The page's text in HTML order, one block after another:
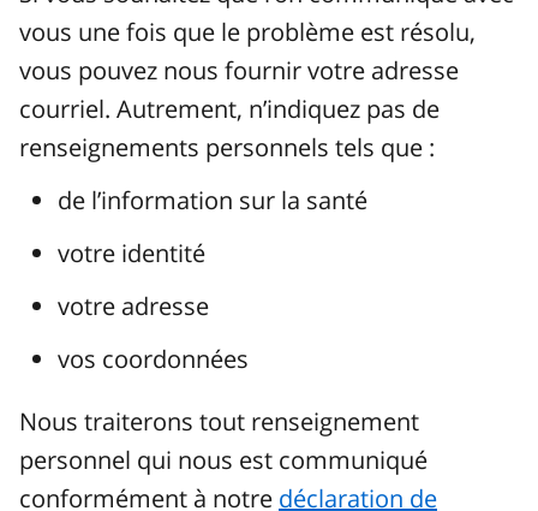
vous une fois que le problème est résolu,
vous pouvez nous fournir votre adresse
courriel. Autrement, n’indiquez pas de
renseignements personnels tels que :
de l’information sur la santé
votre identité
votre adresse
vos coordonnées
Nous traiterons tout renseignement
personnel qui nous est communiqué
conformément à notre déclaration de